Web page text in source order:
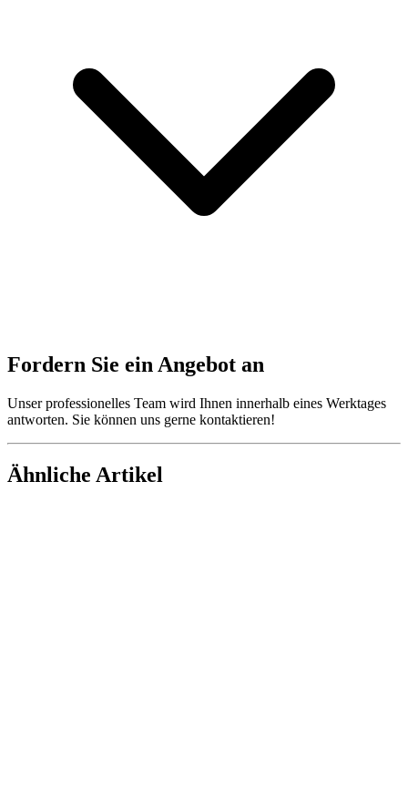
Fordern Sie ein Angebot an
Unser professionelles Team wird Ihnen innerhalb eines Werktages
antworten. Sie können uns gerne kontaktieren!
Ähnliche Artikel